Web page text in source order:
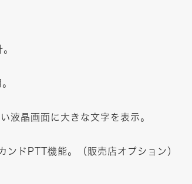
液晶画面に大きな文字を表示。
ドPTT機能。（販売店オプション）